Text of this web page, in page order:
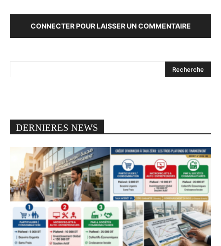
CONNECTER POUR LAISSER UN COMMENTAIRE
DERNIERES NEWS